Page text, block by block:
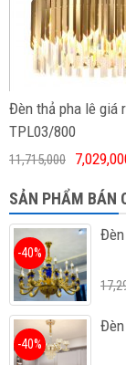
Đèn thả pha lê giá
TPL03/800
11,715,000
SẢN PHẨM BÁN
Đèn
-40%
-40%